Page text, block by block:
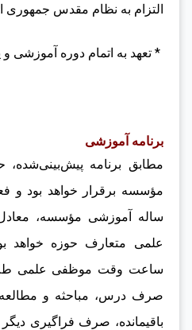
التزام به نظام مقدس جمهوری
* تعهد به اتمام دوره آموزشی
برنامه آموزشی
صرف درس، مباحثه و
باقیمانده، صرف فراگیری